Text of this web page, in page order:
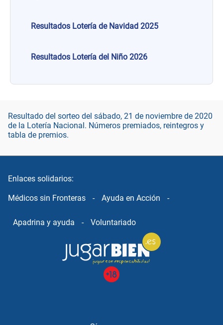
Resultado del sorteo del sábado, 21 de noviembre de 2020
de la Lotería Nacional. Números premiados, reintegros y
tabla de premios.
Resultados Lotería de Navidad 2025
Resultados Lotería del Niño 2026
Enlaces solidarios:
Médicos sin Fronteras - Ayuda en Acción -
Apadrina y ayuda - Voluntariado